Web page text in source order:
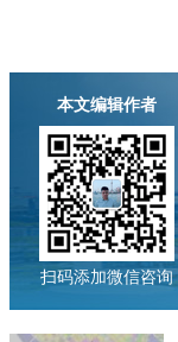
本文编辑作者
扫码添加微信咨询